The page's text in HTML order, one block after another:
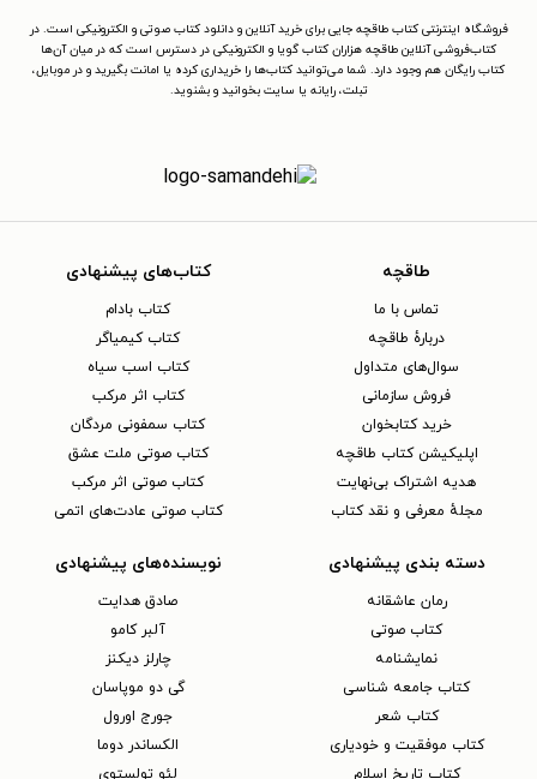
فروشگاه اینترنتی کتاب طاقچه جایی برای خرید آنلاین و دانلود کتاب صوتی و الکترونیکی است. در
کتاب‌فروشی آنلاین طاقچه هزاران کتاب گویا و الکترونیکی در دسترس است که در میان آن‌ها
کتاب رایگان هم وجود دارد. شما می‌توانید کتاب‌ها را خریداری کرده یا امانت بگیرید و در موبایل،
تبلت، رایانه یا سایت بخوانید و بشنوید.
طاقچه
تماس با ما
دربارهٔ طاقچه
سوال‌های متداول
فروش سازمانی
خرید کتابخوان
اپلیکیشن کتاب طاقچه
هدیه اشتراک بی‌نهایت
مجلهٔ معرفی و نقد کتاب
کتاب‌های پیشنهادی
کتاب بادام
کتاب کیمیاگر
کتاب اسب سیاه
کتاب اثر مرکب
کتاب سمفونی مردگان
کتاب صوتی ملت عشق
کتاب صوتی اثر مرکب
کتاب صوتی عادت‌های اتمی
دسته بندی پیشنهادی
رمان عاشقانه
کتاب‌ صوتی
نمایشنامه
کتاب جامعه شناسی
کتاب شعر
کتاب موفقیت و خودیاری
کتاب تاریخ اسلام
نویسنده‌های پیشنهادی
صادق هدایت
آلبر کامو
چارلز دیکنز
گی دو موپاسان
جورج اورول
الکساندر دوما
لئو تولستوی